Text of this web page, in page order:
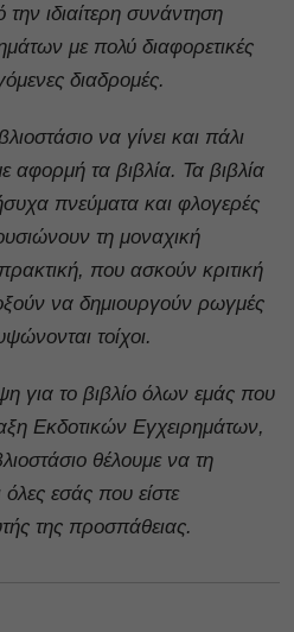
ιδιαίτερη συνάντηση
με πολύ διαφορετικές
διαδρομές.
να γίνει και πάλι
αφορμή τα βιβλία. Τα βιβλία
πνεύματα και φλογερές
τη μοναχική
που ασκούν κριτική
να δημιουργούν ρωγμές
τοίχοι.
για το βιβλίο όλων εμάς που
Εκδοτικών Εγχειρημάτων,
θέλουμε να τη
εσάς που είστε
της προσπάθειας.